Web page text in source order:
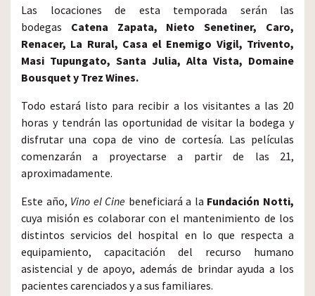
Las locaciones de esta temporada serán las
bodegas Catena Zapata, Nieto Senetiner, Caro,
Renacer, La Rural, Casa el Enemigo Vigil, Trivento,
Masi Tupungato, Santa Julia, Alta Vista, Domaine
Bousquet y Trez Wines.
Todo estará listo para recibir a los visitantes a las 20
horas y tendrán las oportunidad de visitar la bodega y
disfrutar una copa de vino de cortesía. Las películas
comenzarán a proyectarse a partir de las 21,
aproximadamente.
Este año, Vino el Cine beneficiará a la Fundación Notti,
cuya misión es colaborar con el mantenimiento de los
distintos servicios del hospital en lo que respecta a
equipamiento, capacitación del recurso humano
asistencial y de apoyo, además de brindar ayuda a los
pacientes carenciados y a sus familiares.